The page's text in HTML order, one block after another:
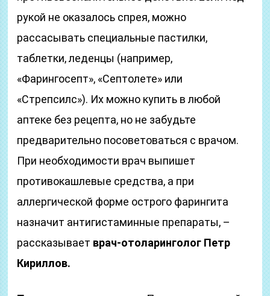
рукой не оказалось спрея, можно
рассасывать специальные пастилки,
таблетки, леденцы (например,
«Фарингосепт», «Септолете» или
«Стрепсилс»). Их можно купить в любой
аптеке без рецепта, но не забудьте
предварительно посоветоваться с врачом.
При необходимости врач выпишет
противокашлевые средства, а при
аллергической форме острого фарингита
назначит антигистаминные препараты, –
рассказывает врач-отоларинголог Петр
Кириллов.